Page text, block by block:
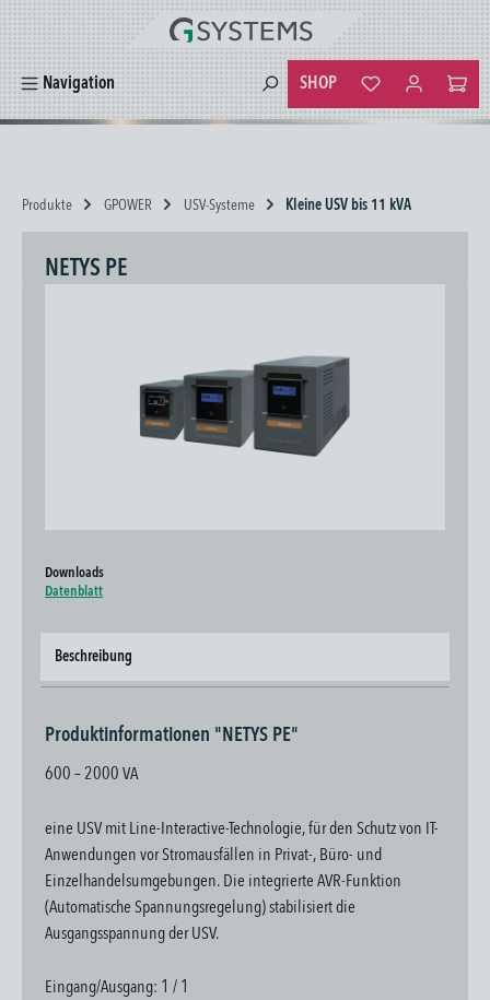
springen
Navigation SHOP
Du hast 0
Produkte GPOWER USV-Systeme Kleine USV bis 11 kVA
NETYS PE
Downloads
Datenblatt
Beschreibung
Produktinformationen "NETYS PE"
600 – 2000 VA
eine USV mit Line-Interactive-Technologie, für den Schutz von IT-
Anwendungen vor Stromausfällen in Privat-, Büro- und
Einzelhandelsumgebungen. Die integrierte AVR-Funktion
(Automatische Spannungsregelung) stabilisiert die
Ausgangsspannung der USV.
Eingang/Ausgang: 1 / 1